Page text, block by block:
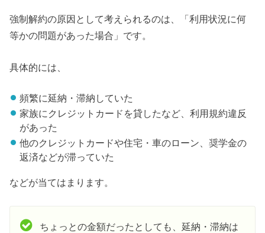
強制解約の原因として考えられるのは、「利用状況に何
等かの問題があった場合」です。
具体的には、
頻繁に延納・滞納していた
家族にクレジットカードを貸したなど、利用規約違反
があった
他のクレジットカードや住宅・車のローン、奨学金の
返済などが滞っていた
などが当てはまります。
ちょっとの金額だったとしても、延納・滞納は